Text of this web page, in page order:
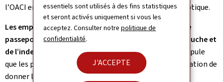
essentiels sont utilisés à des fins statistiques
et seront activés uniquement si vous les
acceptez. Consulter notrepolitique de
confidentialité.
J'ACCEPTE
l’OACI en matière de documents de voyage à lecture optique.
Les empreintes digitales principales à intégrer dans le
passeport européen sont les empreintes de l’index gauche et
de l’index droit
. Néanmoins le règlement européen stipule
que les personnes suivantes sont exemptées de l’obligation de
donner leurs empreintes digitales: